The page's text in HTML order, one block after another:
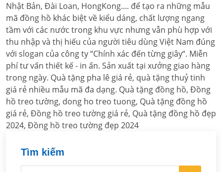
Nhật Bản, Đài Loan, HongKong.... để tạo ra những mẫu
mã đồng hồ khác biệt về kiểu dáng, chất lượng ngang
tầm với các nước trong khu vực nhưng vẫn phù hợp với
thu nhập và thị hiếu của người tiêu dùng Việt Nam đúng
với slogan của công ty “Chính xác đến từng giây“. Miễn
phí tư vấn thiết kế - in ấn. Sản xuất tại xưởng giao hàng
trong ngày. Quà tặng pha lê giá rẻ, quà tặng thuỷ tinh
giá rẻ nhiều mẫu mã đa dạng. Quà tặng đồng hồ, Đồng
hồ treo tường, dong ho treo tuong, Quà tặng đồng hồ
giá rẻ, Đồng hồ treo tường giá rẻ, Quà tặng đồng hồ đẹp
2024, Đồng hồ treo tường đẹp 2024
Tìm kiếm